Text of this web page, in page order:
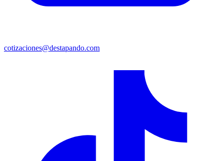
cotizaciones@destapando.com